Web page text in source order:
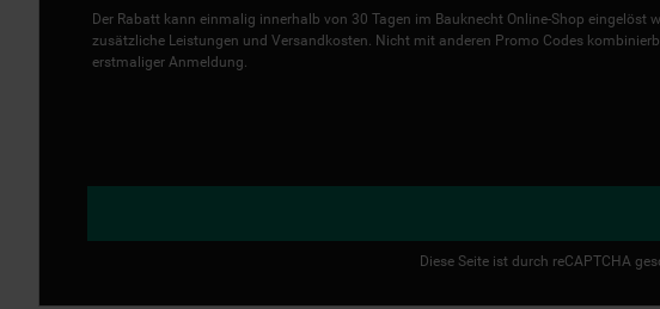
Der Rabatt kann einmalig innerhalb von 30 Tagen im Bauknecht Online-Shop eingelöst
zusätzliche Leistungen und Versandkosten. Nicht mit anderen Promo Codes
erstmaliger Anmeldung.
Diese Seite ist durch reCAPTCHA